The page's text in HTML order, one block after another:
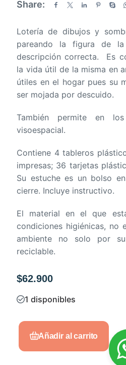
a
o
e
n
0
d
e
5
Share:
Lotería de dibujos y
pareando la figura de
descripción correcta. Es
la vida útil de la misma en
útiles en el hogar pues su
ser mojada por descuido.
También permite en
visoespacial.
Contiene 4 tableros
impresas; 36 tarjetas
Su estuche es un bolso
cierre. Incluye instructivo.
El material en el que
condiciones higiénicas,
ambiente no solo por
reciclable.
$62.900
1 disponibles
Añadir al carrito